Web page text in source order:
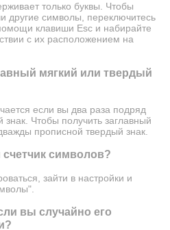
только буквы. Чтобы
другие символы, переключитесь
клавиши Esc и набирайте
с их расположением на
мягкий или твердый
если вы два раза подряд
знак. Чтобы получить заглавный
прописной твердый знак.
символов?
зайти в настройки и
вы случайно его